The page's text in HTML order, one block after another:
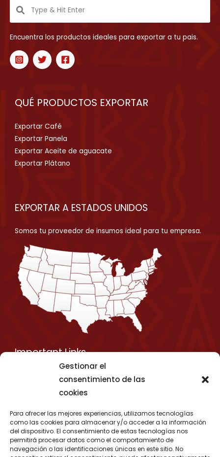
Gestionar el
consentimiento de las
cookies
Para ofrecer las mejores experiencias, utilizamos tecnologías
como las cookies para almacenar y/o acceder a la información
del dispositivo. El consentimiento de estas tecnologías nos
permitirá procesar datos como el comportamiento de
navegación o las identificaciones únicas en este sitio. No
Encuentra los productos ideales para exportar a tu pais.
QUÉ PRODUCTOS EXPORTAR
Exportar Café
Exportar Panela
Exportar Aceite de aguacate
Exportar Plátano
EXPORTAR A ESTADOS UNIDOS
Somos tu proveedor de insumos ideal para tu empresa.
Important Links
Privacy Policy
Shipping Details
Media Kit